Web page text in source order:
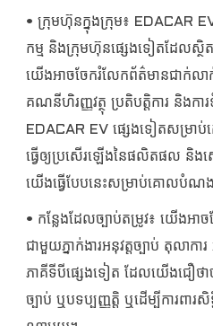
• ក្រុមហ៊ុន​ក្នុង​ក្រុម៖ EDACAR
កម្ម និង​ក្រុមហ៊ុន​ផ្សេង​ទៀត​ដែល​ស្ថិ
យើង​អាច​ចែករំលែក​ព័ត៌មាន​ជាក់ល
គណនី​ហិរញ្ញវត្ថុ ប្រតិបត្តិការ និង​ក
EDACAR EV ផ្សេង​ទៀត​សម្រា
ធ្វើ​ឲ្យ​ប្រសើរ​ឡើង​នៃ​ផលិតផល និង​សេ
យើង​ធ្វើ​បែប​នេះ​សម្រាប់​គោលបំ
• កន្លែងដែលច្បាប់តម្រូវ៖ យើងអា
ជាមួយភ្នាក់ងារអនុវត្តច្បាប់ តុលាកា
ភាគីទីបីផ្សេងទៀត ដែលយើងជឿថាចាំ
ច្បាប់ ឬបទប្បញ្ញត្តិ ឬដើម្បីការពា